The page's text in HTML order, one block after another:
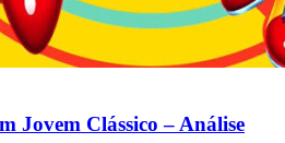
Jovem Clássico – Análise